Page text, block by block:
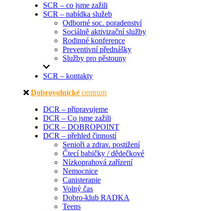
SCR – co jsme zažili
SCR – nabídka služeb
Odborné soc. poradenství
Sociálně aktivizační služby
Rodinné konference
Preventivní přednášky
Služby pro pěstouny
SCR – kontakty
Dobrovolnické centrum
DCR – připravujeme
DCR – Co jsme zažili
DCR – DOBROPOINT
DCR – přehled činností
Senioři a zdrav. postižení
Čtecí babičky / dědečkové
Nízkoprahová zařízení
Nemocnice
Canisterapie
Volný čas
Dobro-klub RADKA
Teens